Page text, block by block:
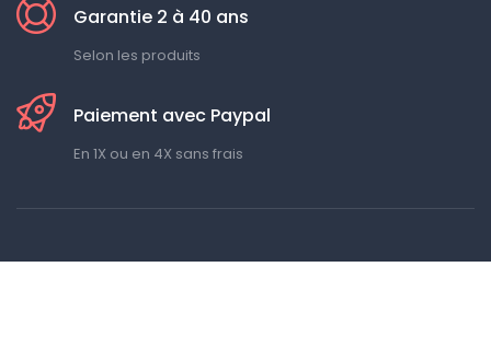
Garantie 2 à 40 ans
Selon les produits
Paiement avec Paypal
En 1X ou en 4X sans frais